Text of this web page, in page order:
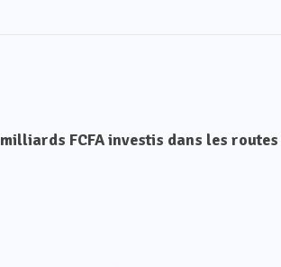
FCFA investis dans les